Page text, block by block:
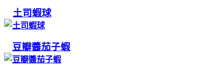
土司蝦球
豆瓣醬茄子蝦